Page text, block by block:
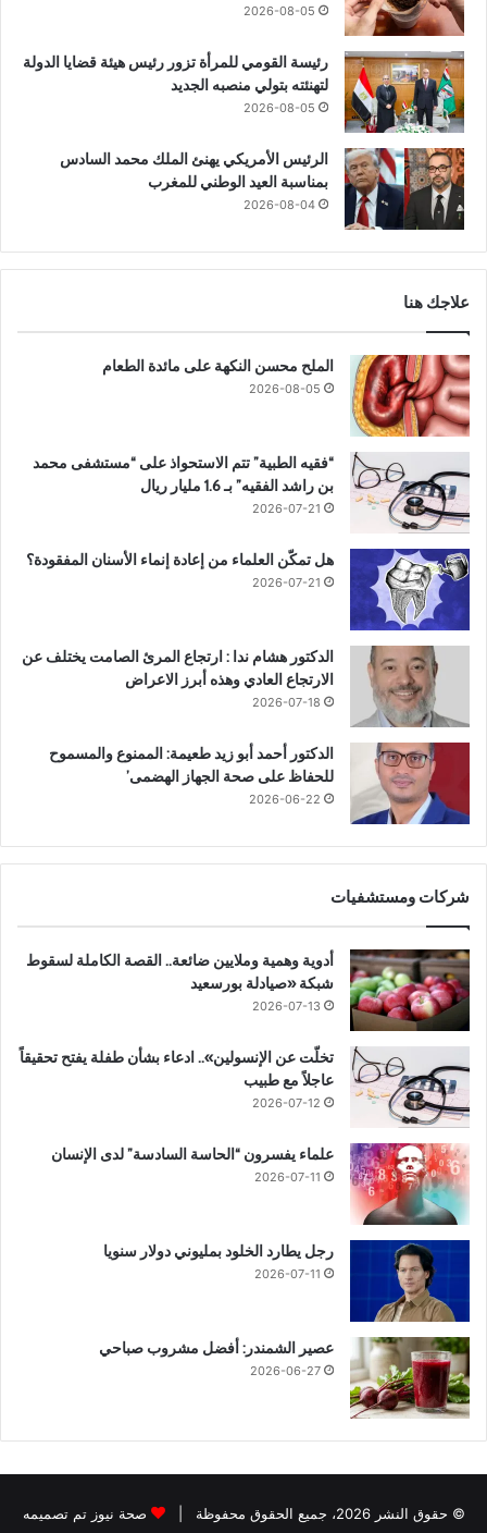
2026-08-05
رئيسة القومي للمرأة تزور رئيس هيئة قضايا الدولة
لتهنئته بتولي منصبه الجديد
2026-08-05
الرئيس الأمريكي يهنئ الملك محمد السادس
بمناسبة العيد الوطني للمغرب
2026-08-04
علاجك هنا
الملح محسن النكهة على مائدة الطعام
2026-08-05
“فقيه الطبية” تتم الاستحواذ على “مستشفى محمد
بن راشد الفقيه” بـ 1.6 مليار ريال
2026-07-21
هل تمكّن العلماء من إعادة إنماء الأسنان المفقودة؟
2026-07-21
الدكتور هشام ندا : ارتجاع المرئ الصامت يختلف عن
الارتجاع العادي وهذه أبرز الاعراض
2026-07-18
الدكتور أحمد أبو زيد طعيمة: الممنوع والمسموح
للحفاظ على صحة الجهاز الهضمى’
2026-06-22
شركات ومستشفيات
أدوية وهمية وملايين ضائعة.. القصة الكاملة لسقوط
شبكة «صيادلة بورسعيد
2026-07-13
تخلّت عن الإنسولين».. ادعاء بشأن طفلة يفتح تحقيقاً
عاجلاً مع طبيب
2026-07-12
علماء يفسرون “الحاسة السادسة” لدى الإنسان
2026-07-11
رجل يطارد الخلود بمليوني دولار سنويا
2026-07-11
عصير الشمندر: أفضل مشروب صباحي
2026-06-27
© حقوق النشر 2026، جميع الحقوق محفوظة | صحة نيوز تم تصميمه